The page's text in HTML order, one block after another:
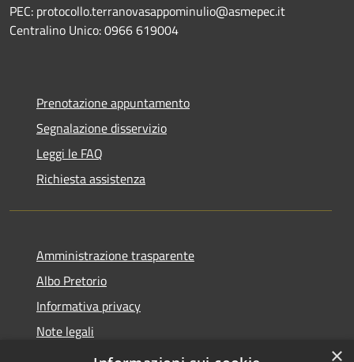
PEC: protocollo.terranovasappominulio@asmepec.it
Centralino Unico: 0966 619004
Prenotazione appuntamento
Segnalazione disservizio
Leggi le FAQ
Richiesta assistenza
Amministrazione trasparente
Albo Pretorio
Informativa privacy
Note legali
Dichiarazione di accessibilità
×